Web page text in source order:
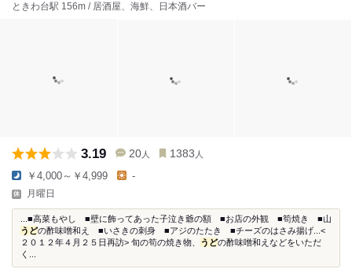
ときわ台駅 156m / 居酒屋、海鮮、日本酒バー
3.19 20 人 1383 人
￥4,000～￥4,999 -
月曜日
...■高菜もやし ■壁に飾ってあった子泣き爺の額 ■お店の外観 ■筍焼き ■山
うどの酢味噌和え ■いさきの刺身 ■アジのたたき ■チーズのはさみ揚げ...<
２０１２年４月２５日再訪> 旬の筍の焼き物、 うどの酢味噌和えなどをいただ
く...